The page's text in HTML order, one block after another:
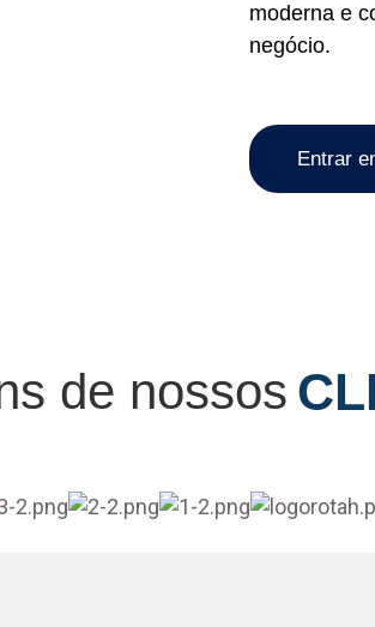
moderna e
negócio.
Entrar
de nossos